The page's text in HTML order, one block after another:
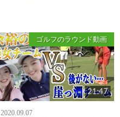
ゴルフのラウンド動画
21:47
2020.09.07